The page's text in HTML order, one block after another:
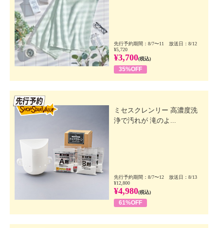
先行予約期間：8/7〜11 放送日：8/12
¥5,720
¥3,700(税込)
35%OFF
ミセスクレンリー 高濃度洗
浄で汚れが 滝のよ...
先行予約期間：8/7〜12 放送日：8/13
¥12,800
¥4,980(税込)
61%OFF